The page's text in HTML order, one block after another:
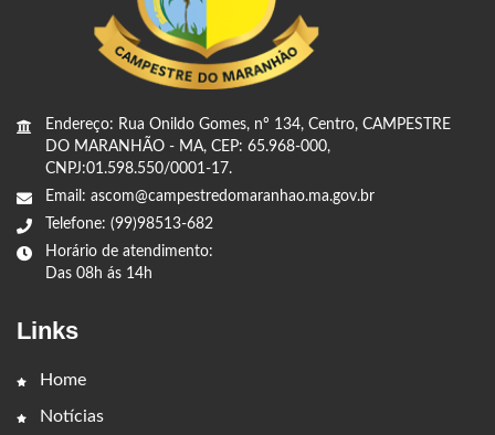
Endereço: Rua Onildo Gomes, nº 134, Centro, CAMPESTRE
DO MARANHÃO - MA, CEP: 65.968-000,
CNPJ:01.598.550/0001-17.
Email: ascom@campestredomaranhao.ma.gov.br
Telefone: (99)98513-682
Horário de atendimento:
Das 08h ás 14h
Links
Home
Notícias